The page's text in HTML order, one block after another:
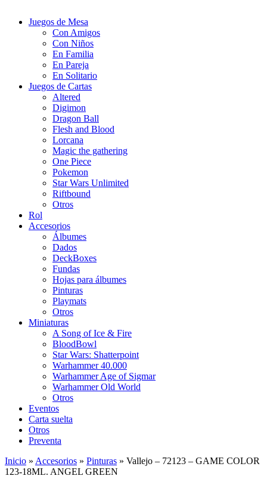
Juegos de Mesa
Con Amigos
Con Niños
En Familia
En Pareja
En Solitario
Juegos de Cartas
Altered
Digimon
Dragon Ball
Flesh and Blood
Lorcana
Magic the gathering
One Piece
Pokemon
Star Wars Unlimited
Riftbound
Otros
Rol
Accesorios
Álbumes
Dados
DeckBoxes
Fundas
Hojas para álbumes
Pinturas
Playmats
Otros
Miniaturas
A Song of Ice & Fire
BloodBowl
Star Wars: Shatterpoint
Warhammer 40.000
Warhammer Age of Sigmar
Warhammer Old World
Otros
Eventos
Carta suelta
Otros
Preventa
Inicio » Accesorios » Pinturas » Vallejo – 72123 – GAME COLOR
123-18ML. ANGEL GREEN